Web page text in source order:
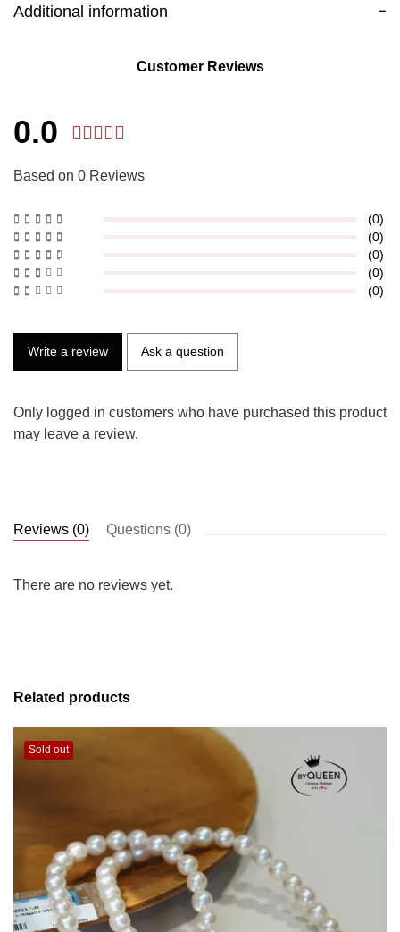
Additional information
Customer Reviews
0.0
Based on 0 Reviews
(0)
(0)
(0)
(0)
(0)
Write a review Ask a question
Only logged in customers who have purchased this product
may leave a review.
Reviews (0) Questions (0)
There are no reviews yet.
Related products
Sold out